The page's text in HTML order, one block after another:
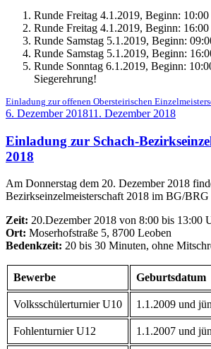
Runde Freitag 4.1.2019, Beginn: 10:00
Runde Freitag 4.1.2019, Beginn: 16:00
Runde Samstag 5.1.2019, Beginn:
Runde Samstag 5.1.2019, Beginn:
Runde Sonntag 6.1.2019, Beginn:
Siegerehrung!
Einladung zur offenen Obersteirischen
Veröffentlicht
6. Dezember 201811. Dezember 2018
Einladung zur Schach-
2018
Am Donnerstag dem 20. Dezember 2018
Bezirkseinzelmeisterschaft 2018 im BG/BRG
Zeit: 20.Dezember 2018 von 8:00 bis 13:00
Ort: Moserhofstraße 5, 8700 Leoben
Bedenkzeit: 20 bis 30 Minuten, ohne
Bewerbe Geburtsdatum
Volksschülerturnier U10 1.1.2009 und
Fohlenturnier U12 1.1.2007 und